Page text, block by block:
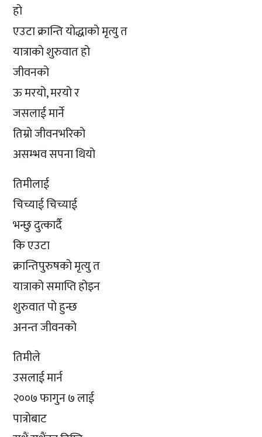
हो
एउटा क्रान्ति योद्धाको मृत्यु त
यात्राको शुरुवात हो
जीवनको
ऊ मरयो, मरयो र
जसलाई मार्ने
तिम्रो जीवनभरिको
असम्भव सपना थियो
तिमीलाई
चिच्याई चिच्याई
भन्छु दुत्कार्दै
कि एउटा
क्रान्तिपुरुषको मृत्यु त
यात्राको समाप्ति होइन
शुरुवात पो हुन्छ
अनन्त जीवनको
तिमीले
उसलाई मार्न
२००७ फागुन ७ लाई
पात्रोबाट